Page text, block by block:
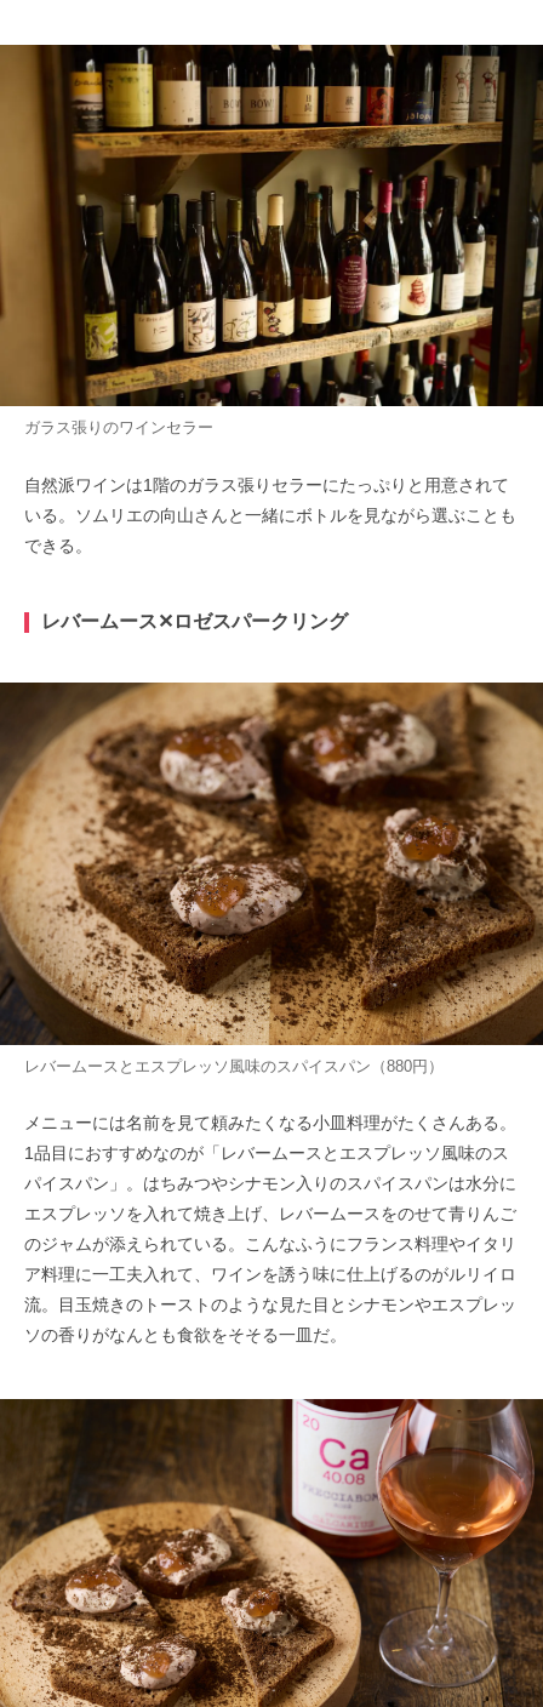
ガラス張りのワインセラー
自然派ワインは1階のガラス張りセラーにたっぷりと用意されて
いる。ソムリエの向山さんと一緒にボトルを見ながら選ぶことも
できる。
レバームース✕ロゼスパークリング
レバームースとエスプレッソ風味のスパイスパン（880円）
メニューには名前を見て頼みたくなる小皿料理がたくさんある。
1品目におすすめなのが「レバームースとエスプレッソ風味のス
パイスパン」。はちみつやシナモン入りのスパイスパンは水分に
エスプレッソを入れて焼き上げ、レバームースをのせて青りんご
のジャムが添えられている。こんなふうにフランス料理やイタリ
ア料理に一工夫入れて、ワインを誘う味に仕上げるのがルリイロ
流。目玉焼きのトーストのような見た目とシナモンやエスプレッ
ソの香りがなんとも食欲をそそる一皿だ。